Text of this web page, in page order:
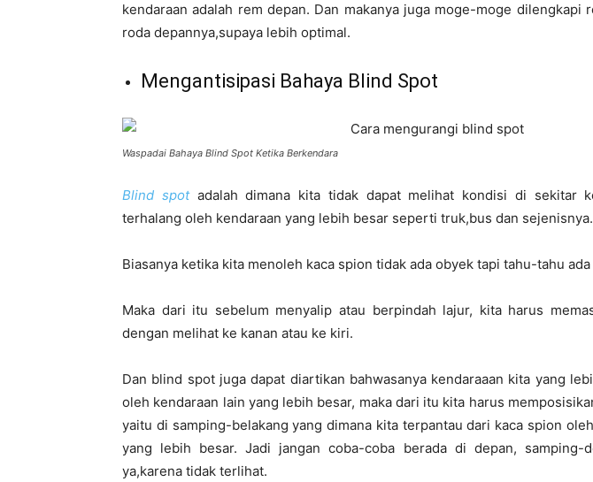
kendaraan adalah rem depan. Dan makanya juga moge-moge dilengkapi
roda depannya,supaya lebih optimal.
Mengantisipasi Bahaya Blind Spot
Waspadai Bahaya Blind Spot Ketika Berkendara
Blind spot adalah dimana kita tidak dapat melihat kondisi di sekitar
terhalang oleh kendaraan yang lebih besar seperti truk,bus dan sejenisnya.
Biasanya ketika kita menoleh kaca spion tidak ada obyek tapi tahu-tahu
Maka dari itu sebelum menyalip atau berpindah lajur, kita harus
dengan melihat ke kanan atau ke kiri.
Dan blind spot juga dapat diartikan bahwasanya kendaraaan kita yang
oleh kendaraan lain yang lebih besar, maka dari itu kita harus
yaitu di samping-belakang yang dimana kita terpantau dari kaca spion
yang lebih besar. Jadi jangan coba-coba berada di depan, samping-
ya,karena tidak terlihat.